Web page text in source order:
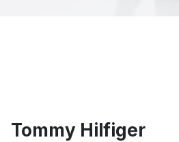
Tommy Hilfiger